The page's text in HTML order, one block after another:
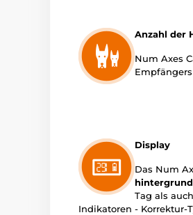
Anzahl der
Num Axes
Empfängers
Display
Das Num
Tag als
Indikatoren -